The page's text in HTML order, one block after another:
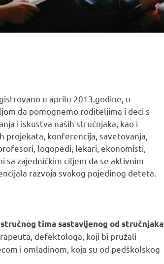
u aprilu 2013.godine, u
da pomognemo roditeljima i deci s
i iskustva naših stručnjaka, kao i
projekata, konferencija, savetovanja,
logopedi, lekari, ekonomisti,
zajedničkim ciljem da se aktivnim
razvoja svakog pojedinog deteta.
tima sastavljenog od stručnjaka
defektologa, koji bi pružali
i omladinom, koja su od pedškolskog